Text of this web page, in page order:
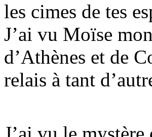
les cimes de tes
J’ai vu Moïse
d’Athènes et de
relais à tant